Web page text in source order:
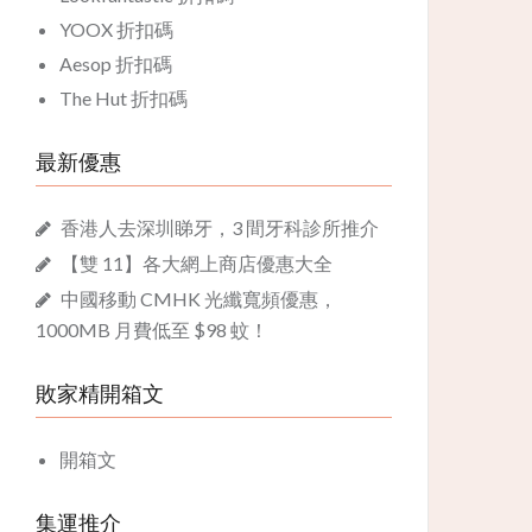
YOOX 折扣碼
Aesop 折扣碼
The Hut 折扣碼
最新優惠
香港人去深圳睇牙，3 間牙科診所推介
【雙 11】各大網上商店優惠大全
中國移動 CMHK 光纖寬頻優惠，
1000MB 月費低至 $98 蚊！
敗家精開箱文
開箱文
集運推介